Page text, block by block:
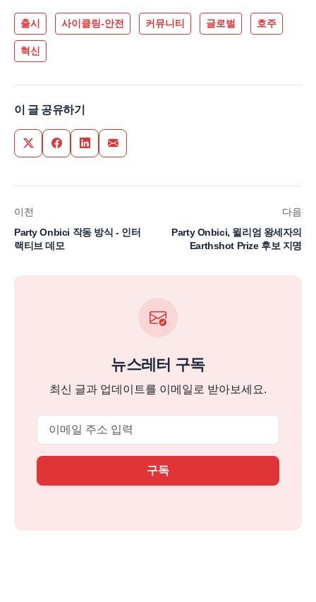
출시 사이클링-안전 커뮤니티 글로벌 호주
혁신
이 글 공유하기
Share on Twitter
Share on Facebook
Share on LinkedIn
Share via Email
이전
Party Onbici 작동 방식 - 인터
랙티브 데모
다음
Party Onbici, 윌리엄 왕세자의
Earthshot Prize 후보 지명
뉴스레터 구독
최신 글과 업데이트를 이메일로 받아보세요.
구독